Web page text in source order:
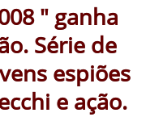
" ganha
Série de
espiões
e ação.